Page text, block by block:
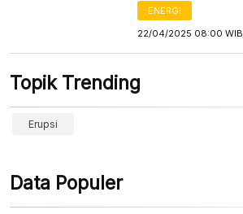
ENERGI
22/04/2025 08:00 WIB
Topik Trending
Erupsi
Data Populer